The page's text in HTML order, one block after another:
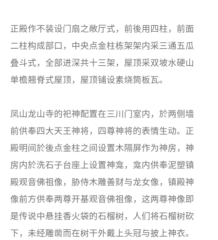
正殿作不装设门扇之敞厅式，前後用四柱，前面
二柱构成部口，中央点金柱栋架架内采三通五瓜
叠斗式，全部进深共十三架，屋顶采双坡水硬山
单檐翘脊式屋顶，屋顶铺设素烧筒板瓦。
凤山龙山寺的祀神配置在三川门室内，於两侧墙
前供奉四大天王神将，四尊神将的表情生动。正
殿明间於後点金柱之间设置木隔屏作为神房，神
房内於洗石子台座上设置神龛，龛内供奉泥塑镇
殿观音佛祖像，胁侍木雕善财与龙女像，镇殿神
像前方供奉两尊开基观音佛祖像，这两尊神像即
是传说中悬挂香火袋的石榴树，人们将石榴树砍
下，未经雕凿而在树干外戴上头冠与披上神衣。